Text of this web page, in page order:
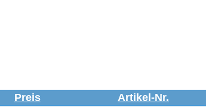
Preis Artikel-Nr.